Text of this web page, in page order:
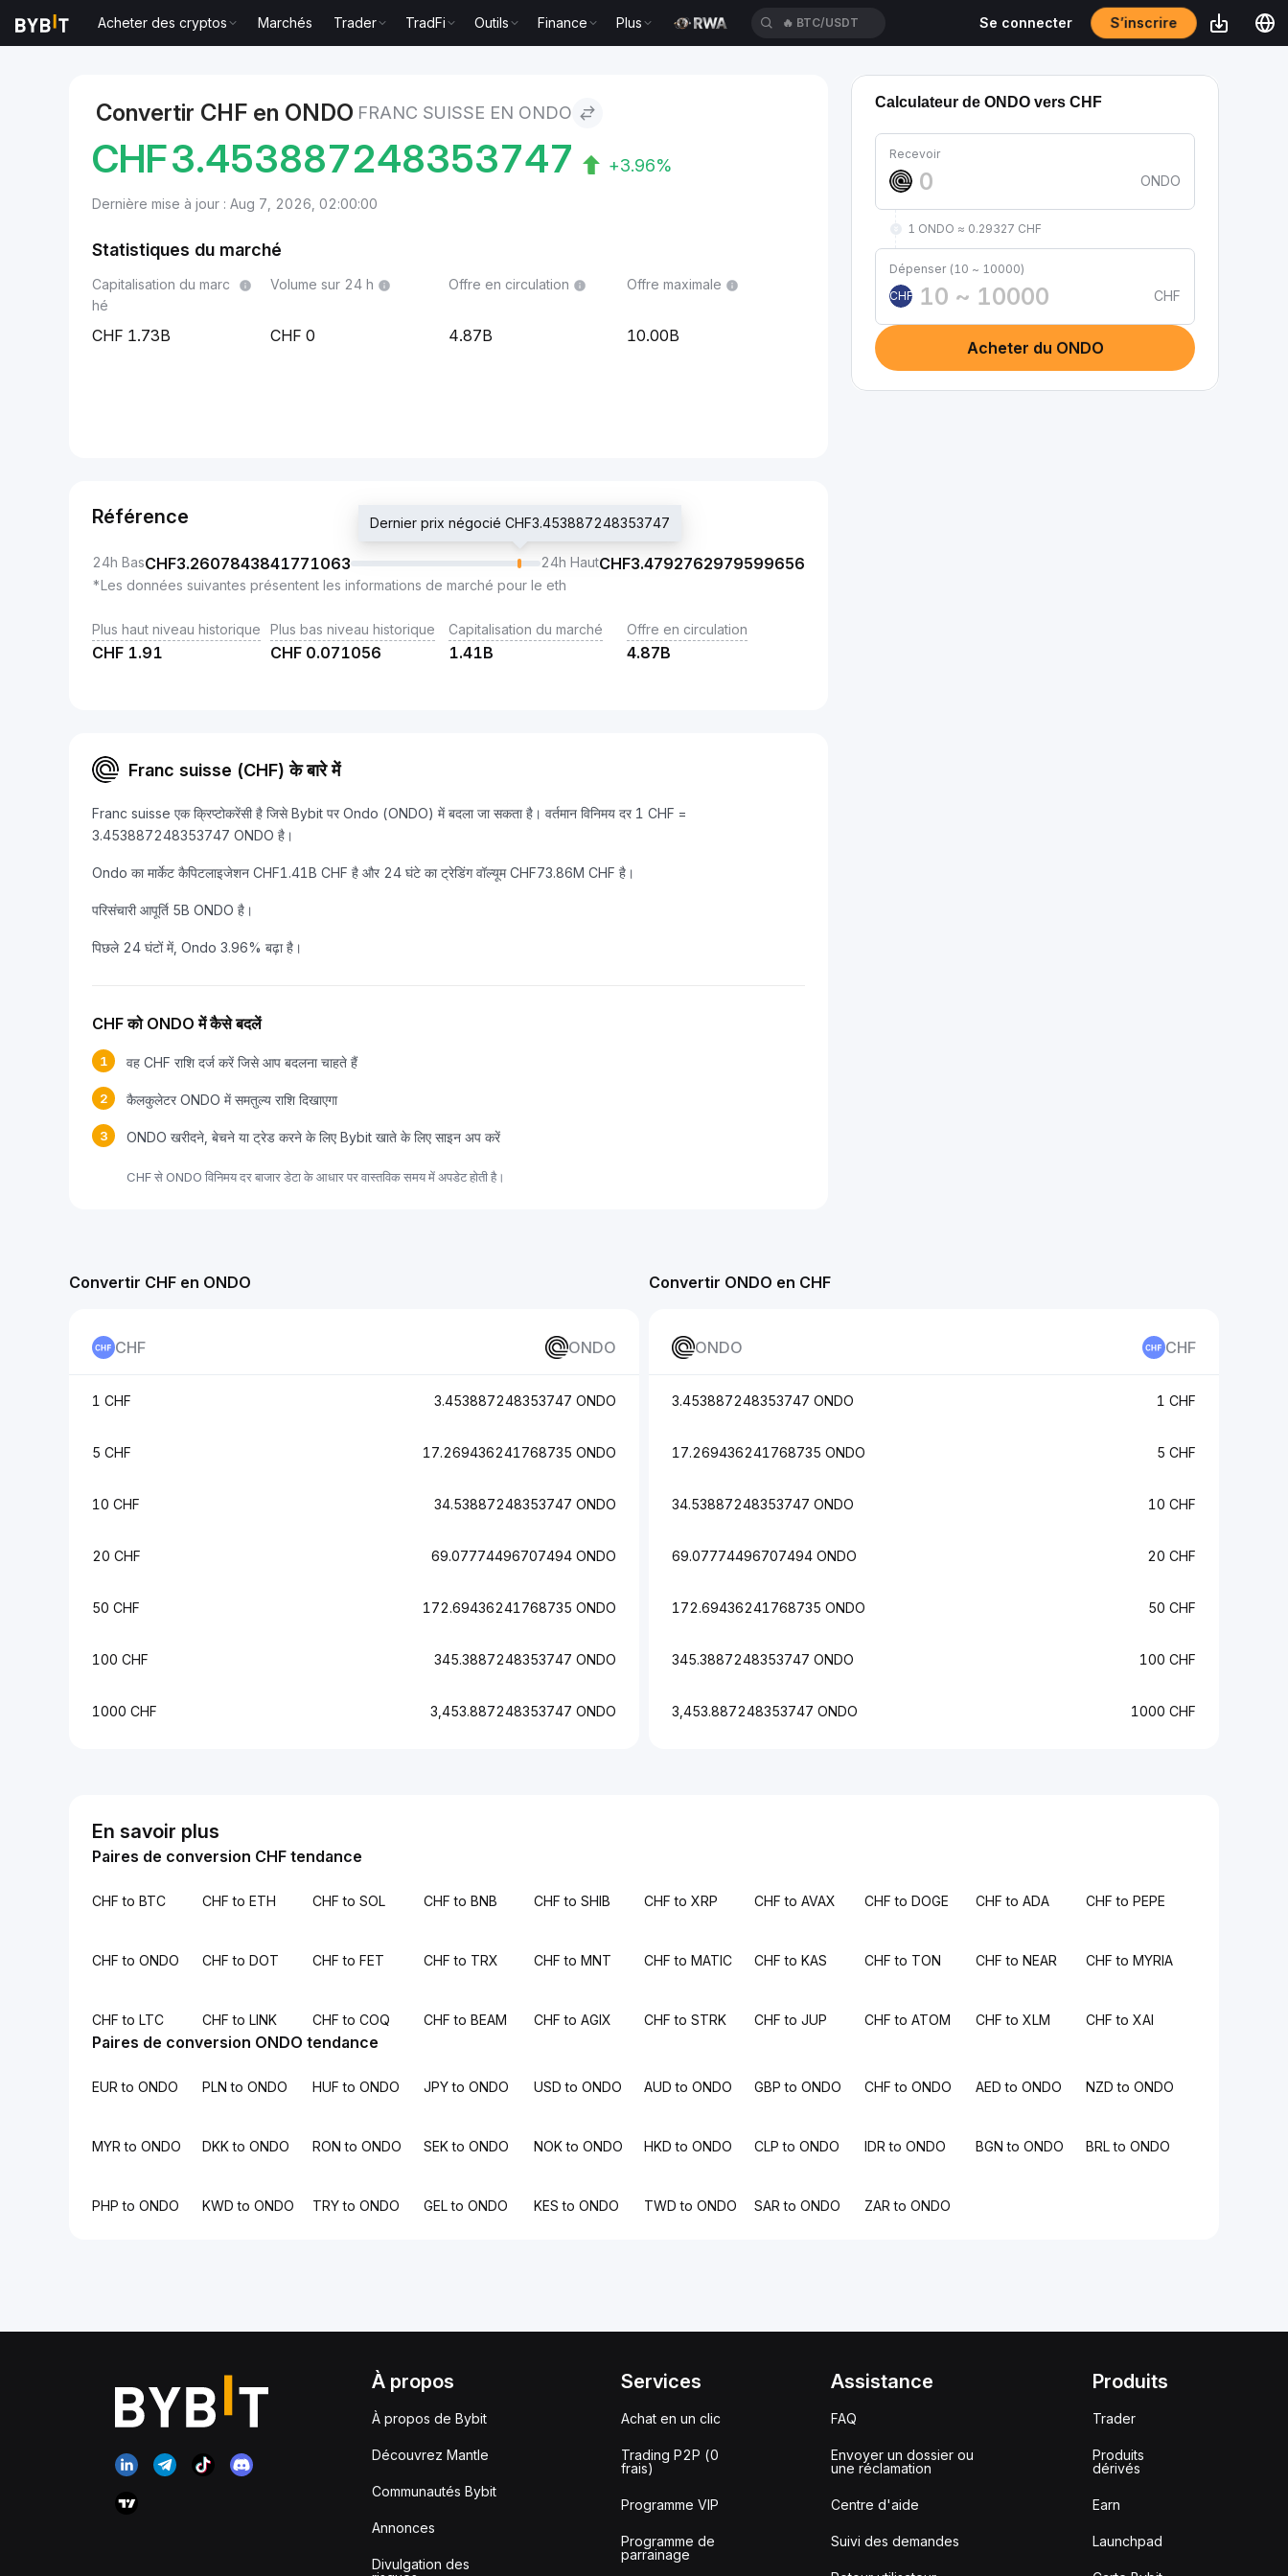
Acheter des cryptos Marchés Trader TradFi Outils Finance Plus 🔥 BTC/USDT Se connecter S’inscrire
Convertir CHF en ONDO FRANC SUISSE EN ONDO
CHF3.453887248353747 +3.96%
Dernière mise à jour : Aug 7, 2026, 02:00:00
Statistiques du marché
Capitalisation du marc
hé
1.73B
Volume sur 24 h
0
Offre en circulation
4.87B
Offre maximale
10.00B
Référence
24h BasCHF3.2607843841771063
Dernier prix négocié CHF3.453887248353747
24h HautCHF3.4792762979599656
*Les données suivantes présentent les informations de marché pour le eth
Plus haut niveau historique
CHF 1.91
Plus bas niveau historique
CHF 0.071056
Capitalisation du marché
1.41B
Offre en circulation
4.87B
Franc suisse (CHF) के बारे में
Franc suisse एक क्रिप्टोकरेंसी है जिसे Bybit पर Ondo (ONDO) में बदला जा सकता है। वर्तमान विनिमय दर 1 CHF =
3.453887248353747 ONDO है।
Ondo का मार्केट कैपिटलाइजेशन CHF1.41B CHF है और 24 घंटे का ट्रेडिंग वॉल्यूम CHF73.86M CHF है।
परिसंचारी आपूर्ति 5B ONDO है।
पिछले 24 घंटों में, Ondo 3.96% बढ़ा है।
CHF को ONDO में कैसे बदलें
1 वह CHF राशि दर्ज करें जिसे आप बदलना चाहते हैं
2 कैलकुलेटर ONDO में समतुल्य राशि दिखाएगा
3 ONDO खरीदने, बेचने या ट्रेड करने के लिए Bybit खाते के लिए साइन अप करें
CHF से ONDO विनिमय दर बाजार डेटा के आधार पर वास्तविक समय में अपडेट होती है।
Calculateur de ONDO vers CHF
Recevoir
ONDO
1 ONDO ≈ 0.29327 CHF
Dépenser (10 ~ 10000)
CHF
CHF
Acheter du ONDO
Convertir ONDO en CHF
ONDO CHF
3.453887248353747 ONDO 1 CHF
17.269436241768735 ONDO 5 CHF
34.53887248353747 ONDO 10 CHF
69.07774496707494 ONDO 20 CHF
172.69436241768735 ONDO 50 CHF
345.3887248353747 ONDO 100 CHF
3,453.887248353747 ONDO 1000 CHF
Convertir CHF en ONDO
CHF ONDO
1 CHF 3.453887248353747 ONDO
5 CHF 17.269436241768735 ONDO
10 CHF 34.53887248353747 ONDO
20 CHF 69.07774496707494 ONDO
50 CHF 172.69436241768735 ONDO
100 CHF 345.3887248353747 ONDO
1000 CHF 3,453.887248353747 ONDO
En savoir plus
Paires de conversion CHF tendance
CHF to BTC CHF to ETH CHF to SOL CHF to BNB CHF to SHIB CHF to XRP CHF to AVAX CHF to DOGE CHF to ADA CHF to PEPE
CHF to ONDO CHF to DOT CHF to FET CHF to TRX CHF to MNT CHF to MATIC CHF to KAS CHF to TON CHF to NEAR CHF to MYRIA
CHF to LTC CHF to LINK CHF to COQ CHF to BEAM CHF to AGIX CHF to STRK CHF to JUP CHF to ATOM CHF to XLM CHF to XAI
Paires de conversion ONDO tendance
EUR to ONDO PLN to ONDO HUF to ONDO JPY to ONDO USD to ONDO AUD to ONDO GBP to ONDO CHF to ONDO AED to ONDO NZD to ONDO
MYR to ONDO DKK to ONDO RON to ONDO SEK to ONDO NOK to ONDO HKD to ONDO CLP to ONDO IDR to ONDO BGN to ONDO BRL to ONDO
PHP to ONDO KWD to ONDO TRY to ONDO GEL to ONDO KES to ONDO TWD to ONDO SAR to ONDO ZAR to ONDO
À propos
À propos de Bybit
Découvrez Mantle
Communautés Bybit
Annonces
Divulgation des
Services
Achat en un clic
Trading P2P (0
frais)
Programme VIP
Programme de
parrainage
Assistance
FAQ
Envoyer un dossier ou
une réclamation
Centre d'aide
Suivi des demandes
Produits
Trader
Produits
dérivés
Earn
Launchpad